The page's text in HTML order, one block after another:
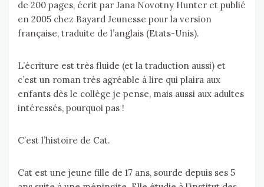
de 200 pages, écrit par Jana Novotny Hunter et publié
en 2005 chez Bayard Jeunesse pour la version
française, traduite de l’anglais (Etats-Unis).
L’écriture est très fluide (et la traduction aussi) et
c’est un roman très agréable à lire qui plaira aux
enfants dès le collège je pense, mais aussi aux adultes
intéressés, pourquoi pas !
C’est l’histoire de Cat.
Cat est une jeune fille de 17 ans, sourde depuis ses 5